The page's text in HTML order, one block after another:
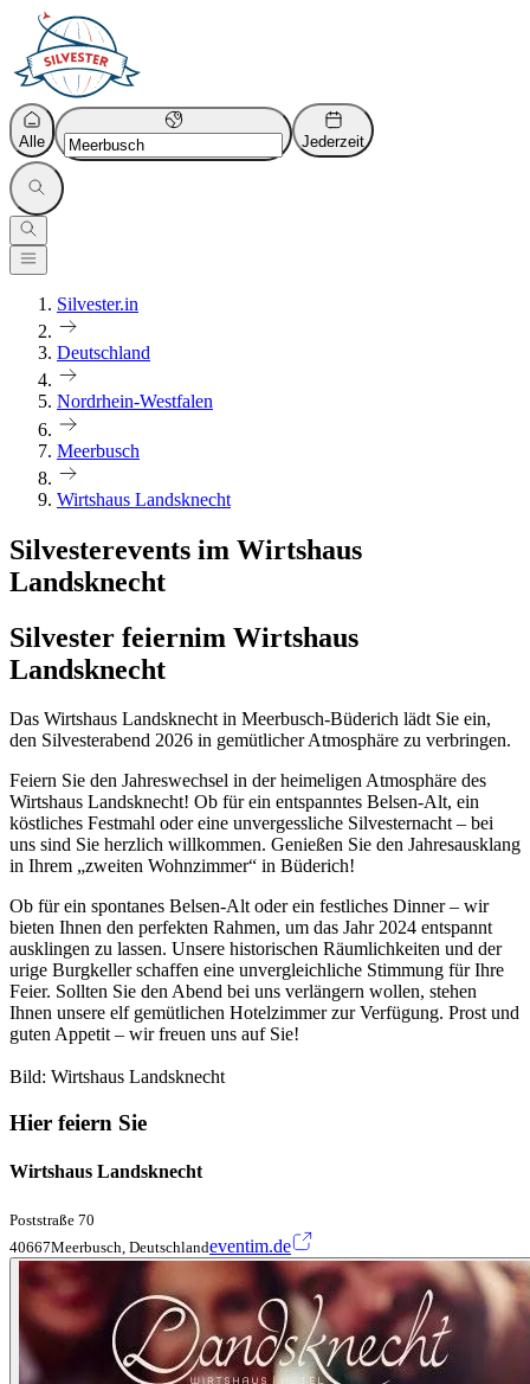
Alle Jederzeit
Silvester.in
Deutschland
Nordrhein-Westfalen
Meerbusch
Wirtshaus Landsknecht
Silvesterevents im Wirtshaus
Landsknecht
Silvester feiernim Wirtshaus
Landsknecht
Das Wirtshaus Landsknecht in Meerbusch-Büderich lädt Sie ein,
den Silvesterabend 2026 in gemütlicher Atmosphäre zu verbringen.
Feiern Sie den Jahreswechsel in der heimeligen Atmosphäre des
Wirtshaus Landsknecht! Ob für ein entspanntes Belsen-Alt, ein
köstliches Festmahl oder eine unvergessliche Silvesternacht – bei
uns sind Sie herzlich willkommen. Genießen Sie den Jahresausklang
in Ihrem „zweiten Wohnzimmer“ in Büderich!
Ob für ein spontanes Belsen-Alt oder ein festliches Dinner – wir
bieten Ihnen den perfekten Rahmen, um das Jahr 2024 entspannt
ausklingen zu lassen. Unsere historischen Räumlichkeiten und der
urige Burgkeller schaffen eine unvergleichliche Stimmung für Ihre
Feier. Sollten Sie den Abend bei uns verlängern wollen, stehen
Ihnen unsere elf gemütlichen Hotelzimmer zur Verfügung. Prost und
guten Appetit – wir freuen uns auf Sie!
Bild: Wirtshaus Landsknecht
Hier feiern Sie
Wirtshaus Landsknecht
Poststraße 70
40667Meerbusch, Deutschlandeventim.de